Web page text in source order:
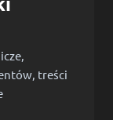
treści